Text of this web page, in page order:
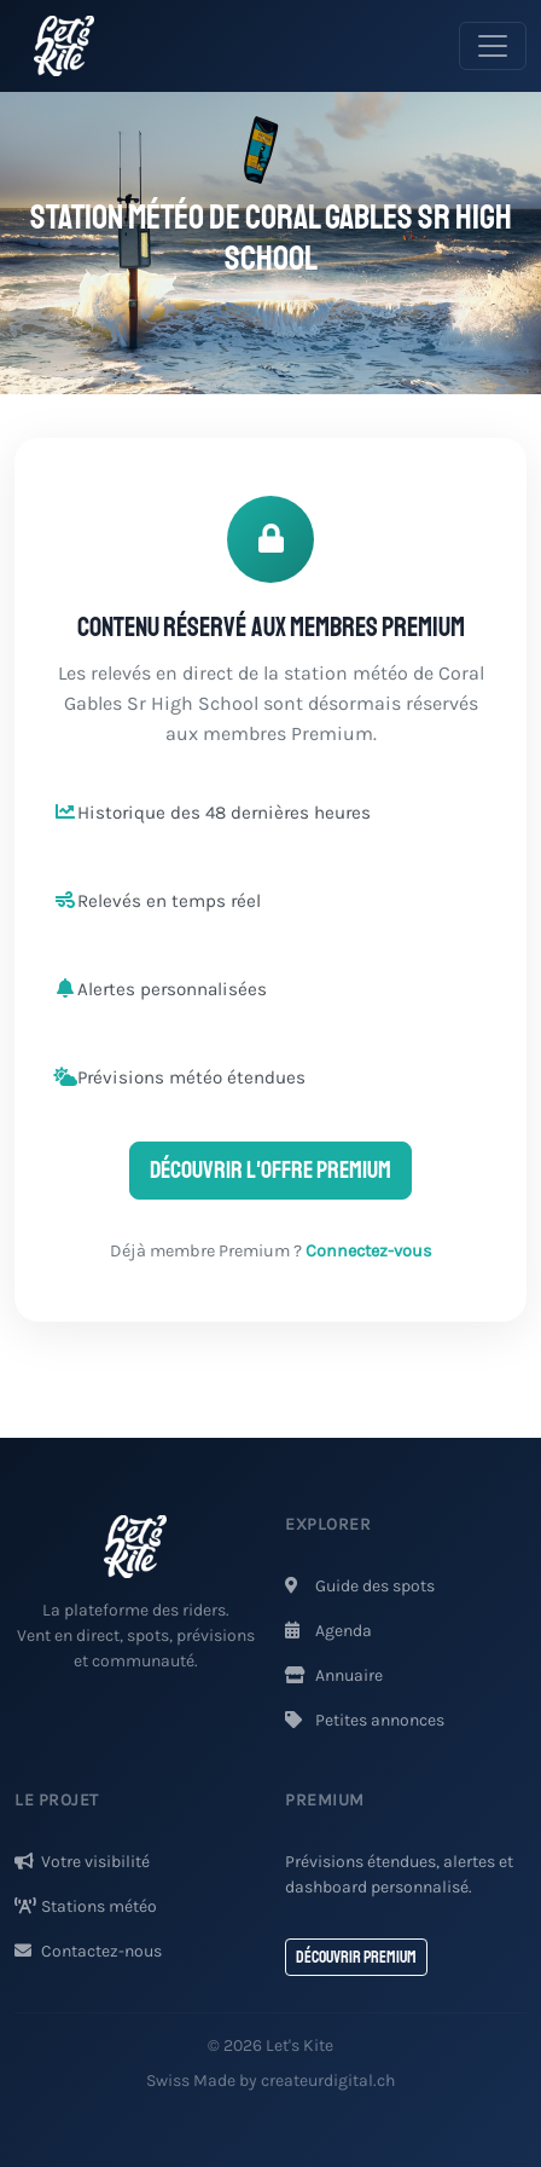
Station météo de Coral Gables Sr High
School
Contenu réservé aux membres Premium
Les relevés en direct de la station météo de Coral
Gables Sr High School sont désormais réservés
aux membres Premium.
Historique des 48 dernières heures
Relevés en temps réel
Alertes personnalisées
Prévisions météo étendues
Découvrir l'offre Premium
Déjà membre Premium ?Connectez-vous
La plateforme des riders.
Vent en direct, spots, prévisions
et communauté.
EXPLORER
Guide des spots
Agenda
Annuaire
Petites annonces
LE PROJET
Votre visibilité
Stations météo
Contactez-nous
PREMIUM
Prévisions étendues, alertes et
dashboard personnalisé.
Découvrir Premium
© 2026 Let's Kite
Swiss Made by createurdigital.ch